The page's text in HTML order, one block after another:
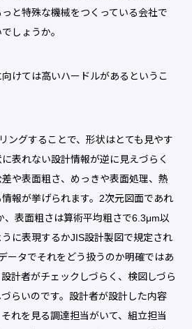
と特殊な機械をつくっている会社で
しょうか。
けては高いハードルがあるというこ
ングすることで、形状はとても見やす
表れない設計情報が逆に見えづらく
や表面粗さ、めっきや表面処理、熱
報が挙げられます。2次元図面であれ
、表面粗さは算術平均粗さで6.3μm以
に表現するかJIS設計製図で規定され
ータでそれをどう扱うのか明確ではあ
計者がチェックしづらく、検図しづら
らいのです。設計者が設計した内容
れを見る調達担当がいて、組立担当